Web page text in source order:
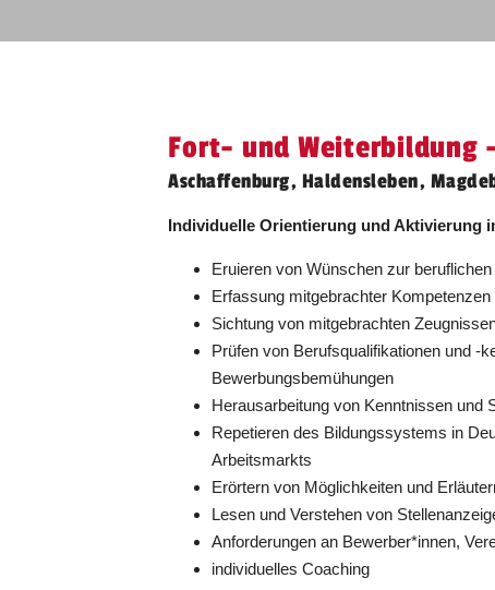
Fort- und Weiterbildung
Aschaffenburg, Haldensleben,
Individuelle Orientierung und Aktivierung
Eruieren von Wünschen zur
Erfassung mitgebrachter
Sichtung von mitgebrachten
Prüfen von Berufsqualifikationen und -
Bewerbungsbemühungen
Herausarbeitung von Kenntnissen und
Repetieren des Bildungssystems in
Arbeitsmarkts
Erörtern von Möglichkeiten und
Lesen und Verstehen von
Anforderungen an Bewerber*innen,
individuelles Coaching